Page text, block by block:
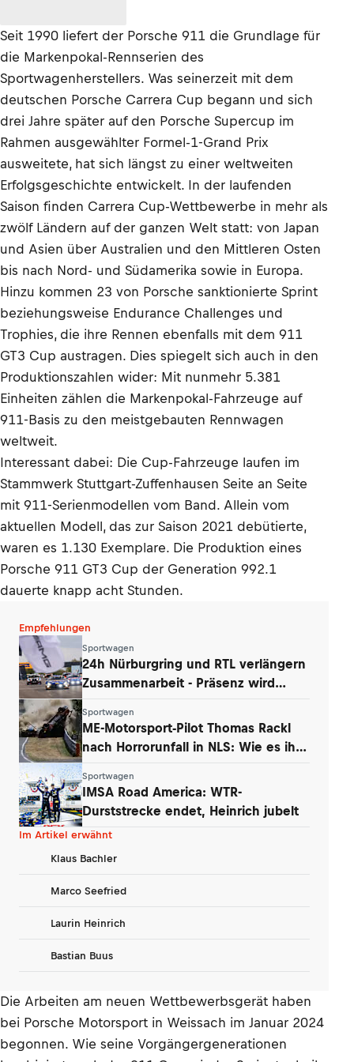
Seit 1990 liefert der Porsche 911 die Grundlage für
die Markenpokal-Rennserien des
Sportwagenherstellers. Was seinerzeit mit dem
deutschen Porsche Carrera Cup begann und sich
drei Jahre später auf den Porsche Supercup im
Rahmen ausgewählter Formel-1-Grand Prix
ausweitete, hat sich längst zu einer weltweiten
Erfolgsgeschichte entwickelt. In der laufenden
Saison finden Carrera Cup-Wettbewerbe in mehr als
zwölf Ländern auf der ganzen Welt statt: von Japan
und Asien über Australien und den Mittleren Osten
bis nach Nord- und Südamerika sowie in Europa.
Hinzu kommen 23 von Porsche sanktionierte Sprint
beziehungsweise Endurance Challenges und
Trophies, die ihre Rennen ebenfalls mit dem 911
GT3 Cup austragen. Dies spiegelt sich auch in den
Produktionszahlen wider: Mit nunmehr 5.381
Einheiten zählen die Markenpokal-Fahrzeuge auf
911-Basis zu den meistgebauten Rennwagen
weltweit.
Interessant dabei: Die Cup-Fahrzeuge laufen im
Stammwerk Stuttgart-Zuffenhausen Seite an Seite
mit 911-Serienmodellen vom Band. Allein vom
aktuellen Modell, das zur Saison 2021 debütierte,
waren es 1.130 Exemplare. Die Produktion eines
Porsche 911 GT3 Cup der Generation 992.1
dauerte knapp acht Stunden.
Empfehlungen
Sportwagen
24h Nürburgring und RTL verlängern
Zusammenarbeit - Präsenz wird
Sportwagen
ME-Motorsport-Pilot Thomas Rackl
nach Horrorunfall in NLS: Wie es ihm
Sportwagen
IMSA Road America: WTR-
Durststrecke endet, Heinrich jubelt
Im Artikel erwähnt
Klaus Bachler
Marco Seefried
Laurin Heinrich
Bastian Buus
Die Arbeiten am neuen Wettbewerbsgerät haben
bei Porsche Motorsport in Weissach im Januar 2024
begonnen. Wie seine Vorgängergenerationen